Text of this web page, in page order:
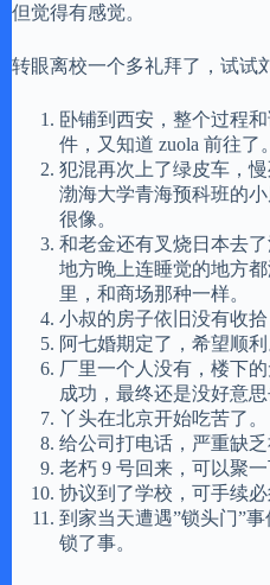
但觉得有感觉。
转眼离校一个多礼拜了，试试
卧铺到西安，整个过程
件，又知道 zuola 前往了。
犯混再次上了绿皮车，
渤海大学青海预科班的
很像。
和老金还有叉烧日本去
地方晚上连睡觉的地方
里，和商场那种一样。
小叔的房子依旧没有收拾
阿七婚期定了，希望顺利
厂里一个人没有，楼下
成功，最终还是没好意思
丫头在北京开始吃苦了。
给公司打电话，严重缺
老朽 9 号回来，可以聚一
协议到了学校，可手续必
到家当天遭遇”锁头门”
锁了事。